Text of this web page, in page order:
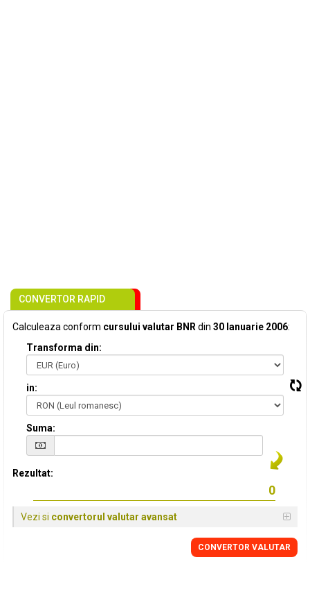
CONVERTOR RAPID
Calculeaza conform cursului valutar BNR din 30 Ianuarie 2006:
Transforma din:
in:
Suma:
Rezultat:
Vezi si convertorul valutar avansat
CONVERTOR VALUTAR